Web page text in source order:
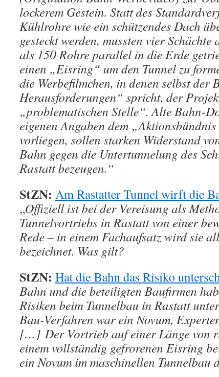
lockerem Gestein. Statt des
Kühlrohre wie ein schützendes Dach
gesteckt werden, mussten vier Schächte
als 150 Rohre parallel in die Erde
einen „Eisring“ um den Tunnel zu
die Werbefilmchen, in denen selbst der
Herausforderungen“ spricht, der
„problematischen Stelle“. Alte Bahn-
eigenen Angaben dem
vorliegen, sollen starken Widerstand
Bahn gegen die Untertunnelung des
Rastatt bezeugen.“
StZN: Am Rastatter Tunnel wirft die
„Offiziell ist bei der Vereisung als
Tunnelvortriebs in Rastatt von einer
Rede – in einem Fachaufsatz wird sie
bezeichnet. Was gilt?
StZN: Hat die Bahn das Risiko
Bahn und die beteiligten Baufirmen
Risiken beim Tunnelbau in Rastatt
Bau-Verfahren war ein Novum,
[…] Der Vortrieb auf einer Länge von
einem vollständig gefrorenen Eisring
ein Novum im maschinellen